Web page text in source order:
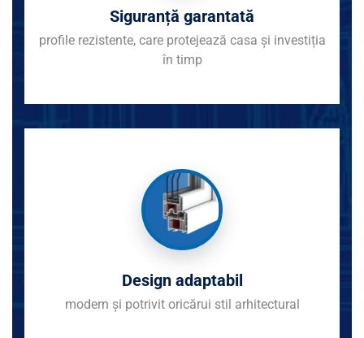
Siguranță garantată
profile rezistente, care protejează casa și investiția
în timp
Design adaptabil
modern și potrivit oricărui stil arhitectural